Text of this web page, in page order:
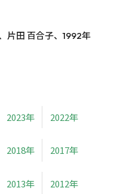
片田 百合子、1992年
2023年 2022年
2018年 2017年
2013年 2012年